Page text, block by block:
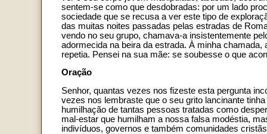
sentem-se como que desdobradas: por um lado
sociedade que se recusa a ver este tipo de
das muitas noites passadas pelas estradas de
vendo no seu grupo, chamava-a insistentemente
adormecida na beira da estrada. À minha
repetia. Pensei na sua mãe: se soubesse o que
Oração
Senhor, quantas vezes nos fizeste esta pergunta
vezes nos lembraste que o seu grito lancinante
humilhação de tantas pessoas tratadas como
mal-estar que humilham a nossa falsa modéstia,
indivíduos, governos e também comunidades